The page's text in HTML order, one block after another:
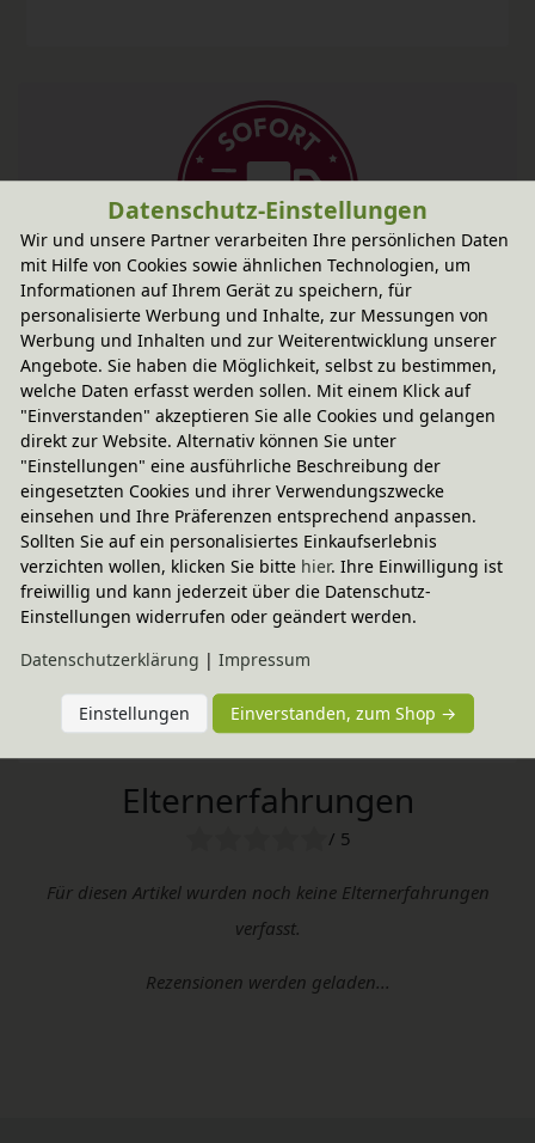
Fairer Paketversand
14,95 € innerhalb ...
Sofort lieferbar- Versand am Montag!
CO2-neutraler Paketversand
weitere Informationen
Technische Daten
Sie haben Fragen?
Elternerfahrungen
/ 5
Für diesen Artikel wurden noch keine Elternerfahrungen
verfasst.
Rezensionen werden geladen...
Datenschutz-Einstellungen
Wir und unsere Partner verarbeiten Ihre persönlichen Daten
mit Hilfe von Cookies sowie ähnlichen Technologien, um
Informationen auf Ihrem Gerät zu speichern, für
personalisierte Werbung und Inhalte, zur Messungen von
Werbung und Inhalten und zur Weiterentwicklung unserer
Angebote. Sie haben die Möglichkeit, selbst zu bestimmen,
welche Daten erfasst werden sollen. Mit einem Klick auf
"Einverstanden" akzeptieren Sie alle Cookies und gelangen
direkt zur Website. Alternativ können Sie unter
"Einstellungen" eine ausführliche Beschreibung der
eingesetzten Cookies und ihrer Verwendungszwecke
einsehen und Ihre Präferenzen entsprechend anpassen.
Sollten Sie auf ein personalisiertes Einkaufserlebnis
verzichten wollen, klicken Sie bitte hier. Ihre Einwilligung ist
freiwillig und kann jederzeit über die Datenschutz-
Einstellungen widerrufen oder geändert werden.
Daten­schutz­erklärung | Impressum
Einstellungen Einverstanden, zum Shop →